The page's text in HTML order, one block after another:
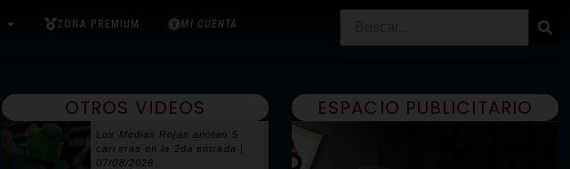
ZONA PREMIUM MI CUENTA
OTROS VIDEOS
Los Medias Rojas anotan 5
carreras en la 2da entrada |
07/08/2026
ESPACIO PUBLICITARIO